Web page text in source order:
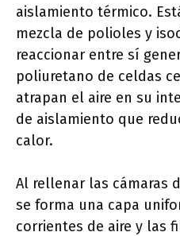
aislamiento térmico.
mezcla de polioles y
reaccionar entre sí
poliuretano de celdas
atrapan el aire en su
de aislamiento que
calor.
Al rellenar las cámaras
se forma una capa
corrientes de aire y las